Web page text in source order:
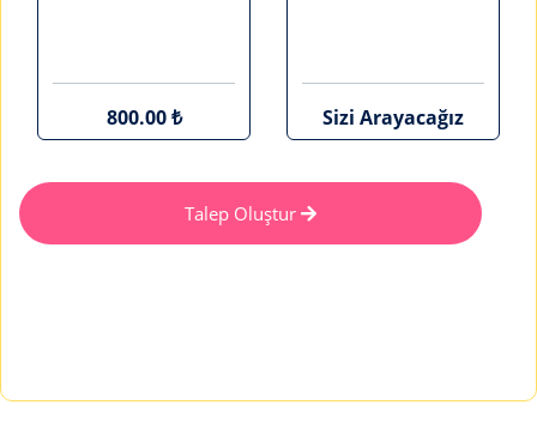
800.00 ₺ Sizi Arayacağız
Talep Oluştur